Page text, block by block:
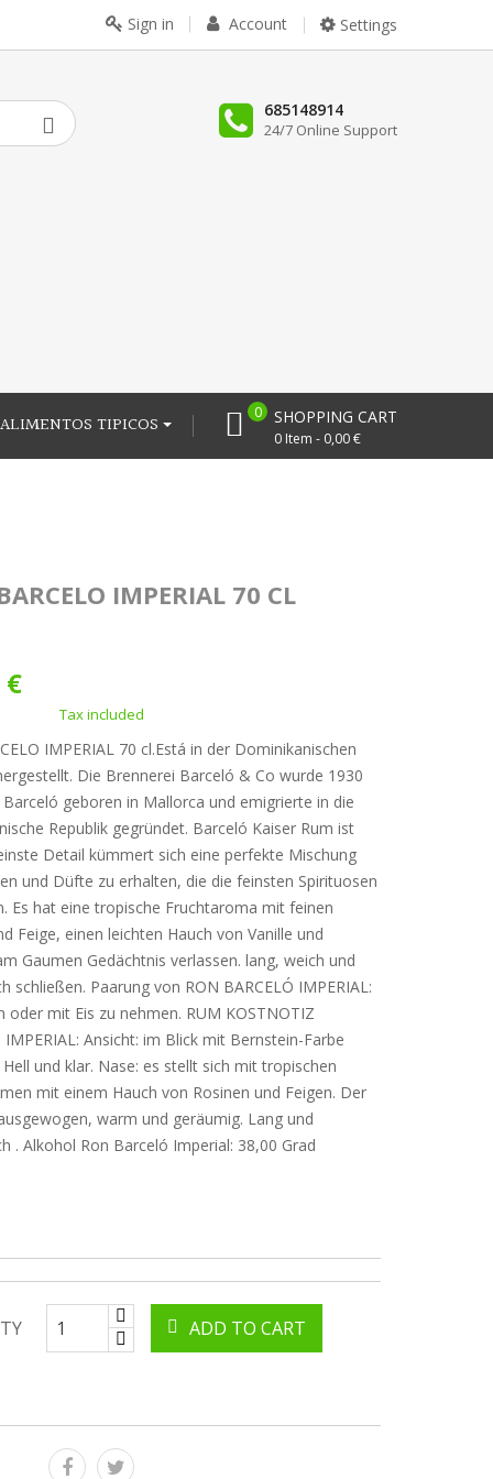
Settings
Account
Sign in
685148914
24/7 Online Support
SHOPPING CART
0 Item - 0,00 €
0
ALIMENTOS TIPICOS
IMPERIAL 70 CL
€
Tax included
IMPERIAL 70 cl.Está in der Dominikanischen
Die Brennerei Barceló & Co wurde 1930
Barceló geboren in Mallorca und emigrierte in die
Republik gegründet. Barceló Kaiser Rum ist
Detail kümmert sich eine perfekte Mischung
und Düfte zu erhalten, die die feinsten Spirituosen
Es hat eine tropische Fruchtaroma mit feinen
Feige, einen leichten Hauch von Vanille und
Gaumen Gedächtnis verlassen. lang, weich und
schließen. Paarung von RON BARCELÓ IMPERIAL:
oder mit Eis zu nehmen. RUM KOSTNOTIZ
IMPERIAL: Ansicht: im Blick mit Bernstein-Farbe
und klar. Nase: es stellt sich mit tropischen
mit einem Hauch von Rosinen und Feigen. Der
warm und geräumig. Lang und
. Alkohol Ron Barceló Imperial: 38,00 Grad
ADD TO CART